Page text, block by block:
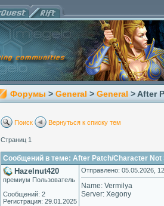
Форумы > General > General > After
Поиск Вернуться к списку тем
Страниц 1
Сообщений в теме: After Patch/Character Not
Hazelnut420
премиум Пользователь
Сообщений: 2
Регистрация: 29.01.2025
Отправлено: 05.05.2026,
Name: Vermilya
Server: Xegony